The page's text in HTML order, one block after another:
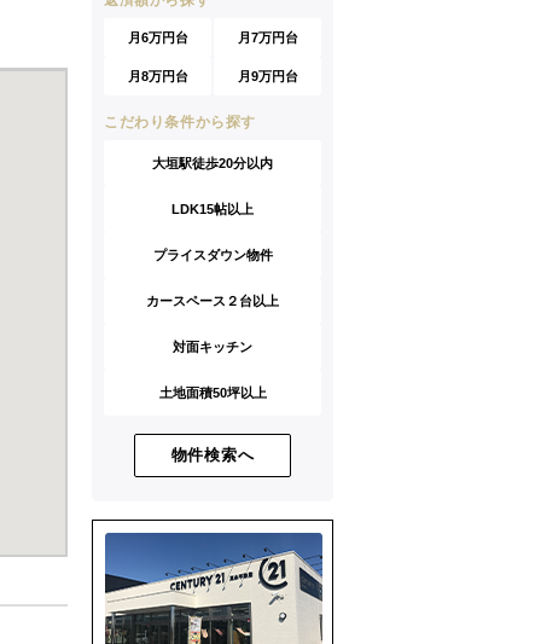
月6万円台 月7万円台
月8万円台 月9万円台
こだわり条件から探す
大垣駅徒歩20分以内
LDK15帖以上
プライスダウン物件
カースペース２台以上
対面キッチン
土地面積50坪以上
物件検索へ